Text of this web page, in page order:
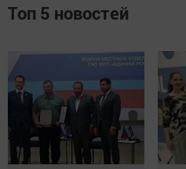
Топ 5 новостей